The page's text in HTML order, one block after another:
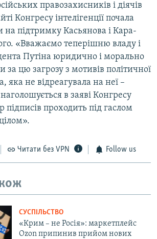
правозахисників і діячів
Конгресу інтелігенції почала
на підтримку Касьянова і Кара-
«Вважаємо теперішню владу і
Путіна юридично і морально
за цю загрозу з мотивів політичної
яка не відреагувала на неї –
в заяві Конгресу
підписів проходить під гаслом
Читати без VPN Follow us
СУСПІЛЬСТВО
«Крим – не Росія»: маркетплейс
Ozon припинив прийом нових